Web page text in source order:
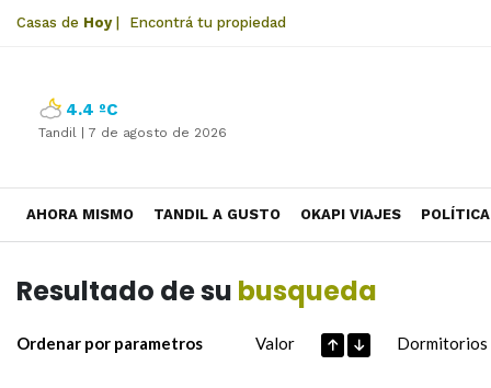
Casas de Hoy| Encontrá tu propiedad
4.4 ºC
Tandil | 7 de agosto de 2026
AHORA MISMO TANDIL A GUSTO OKAPI VIAJES POLÍTICA
Resultado de su busqueda
Ordenar por parametros Valor Dormitorios